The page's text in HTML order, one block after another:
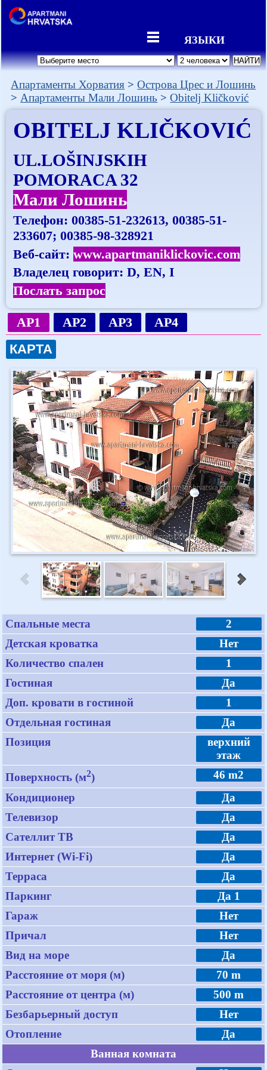
ЯЗЫКИ
Апартаменты Хорватия
Острова Црес и Лошинь
Апартаменты Мали Лошинь
Obitelj Kličković
OBITELJ KLIČKOVIĆ
UL.LOŠINJSKIH
POMORACA 32
Мали Лошинь
Телефон:00385-51-232613, 00385-51-
233607; 00385-98-328921
Веб-сайт:www.apartmaniklickovic.com
Владелец говорит: D, EN, I
Послать запрос
AP1 AP2 AP3
AP4
КАРТА
Спальные места
2
Детская кроватка
Нет
Количество спален
1
Гостиная
Да
Доп. кровати в гостиной
1
Отдельная гостиная
Да
Позиция
верхний
этаж
Поверхность (м2)
46 m2
Кондиционер
Да
Телевизор
Да
Сателлит ТВ
Да
Интернет (Wi-Fi)
Да
Терраса
Да
Паркинг
Да 1
Гараж
Нет
Причал
Нет
Вид на море
Да
Расстояние от моря (м)
70 m
Расстояние от центра (м)
500 m
Безбарьерный доступ
Нет
Отопление
Да
Ванная комната